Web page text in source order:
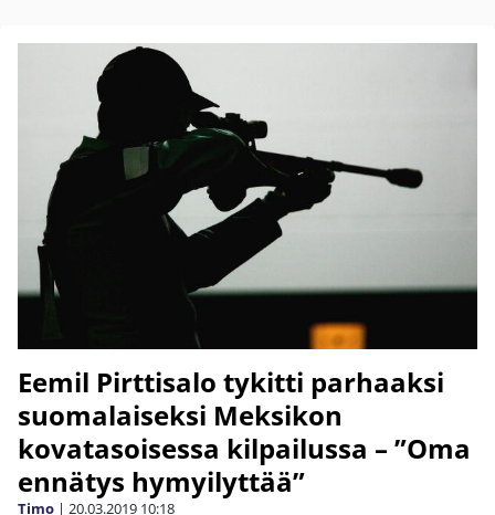
Eemil Pirttisalo tykitti parhaaksi
suomalaiseksi Meksikon
kovatasoisessa kilpailussa – ”Oma
ennätys hymyilyttää”
Timo | 20.03.2019 10:18